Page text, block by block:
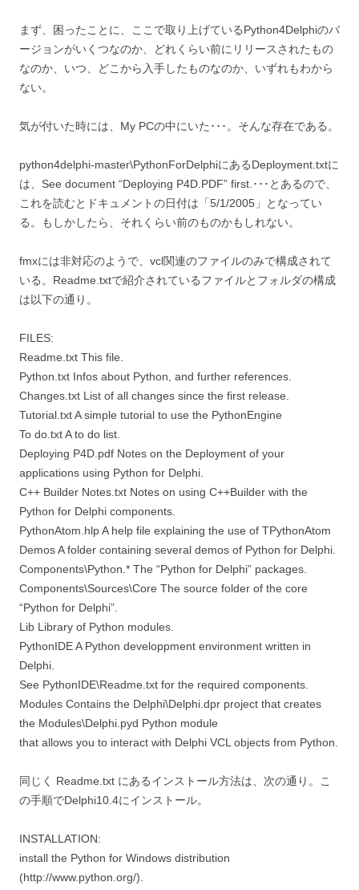
まず、困ったことに、ここで取り上げているPython4Delphiのバ
ージョンがいくつなのか、どれくらい前にリリースされたもの
なのか、いつ、どこから入手したものなのか、いずれもわから
ない。
気が付いた時には、My PCの中にいた･･･。そんな存在である。
python4delphi-master\PythonForDelphiにあるDeployment.txtに
は、See document “Deploying P4D.PDF” first.･･･とあるので、
これを読むとドキュメントの日付は「5/1/2005」となってい
る。もしかしたら、それくらい前のものかもしれない。
fmxには非対応のようで、vcl関連のファイルのみで構成されて
いる。Readme.txtで紹介されているファイルとフォルダの構成
は以下の通り。
FILES:
Readme.txt This file.
Python.txt Infos about Python, and further references.
Changes.txt List of all changes since the first release.
Tutorial.txt A simple tutorial to use the PythonEngine
To do.txt A to do list.
Deploying P4D.pdf Notes on the Deployment of your
applications using Python for Delphi.
C++ Builder Notes.txt Notes on using C++Builder with the
Python for Delphi components.
PythonAtom.hlp A help file explaining the use of TPythonAtom
Demos A folder containing several demos of Python for Delphi.
Components\Python.* The “Python for Delphi” packages.
Components\Sources\Core The source folder of the core
“Python for Delphi”.
Lib Library of Python modules.
PythonIDE A Python developpment environment written in
Delphi.
See PythonIDE\Readme.txt for the required components.
Modules Contains the Delphi\Delphi.dpr project that creates
the Modules\Delphi.pyd Python module
that allows you to interact with Delphi VCL objects from Python.
同じく Readme.txt にあるインストール方法は、次の通り。こ
の手順でDelphi10.4にインストール。
INSTALLATION:
install the Python for Windows distribution
(http://www.python.org/).